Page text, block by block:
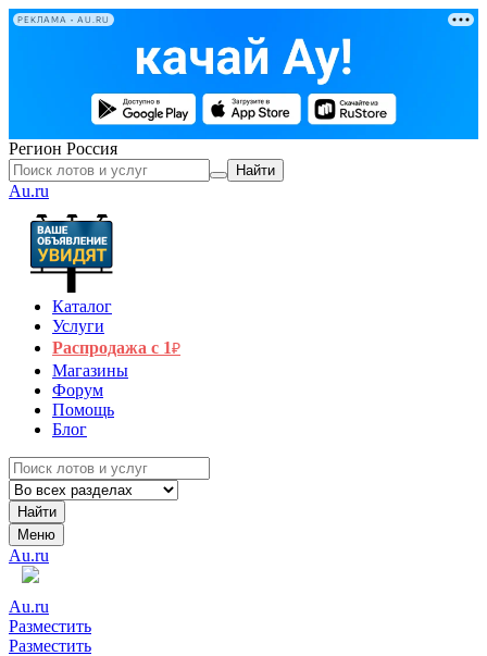
РЕКЛАМА • AU.RU
Регион Россия
Найти
Au.ru
Каталог
Услуги
Распродажа с 1₽
Магазины
Форум
Помощь
Блог
Найти
Меню
Au.ru
Au.ru
Разместить
Разместить